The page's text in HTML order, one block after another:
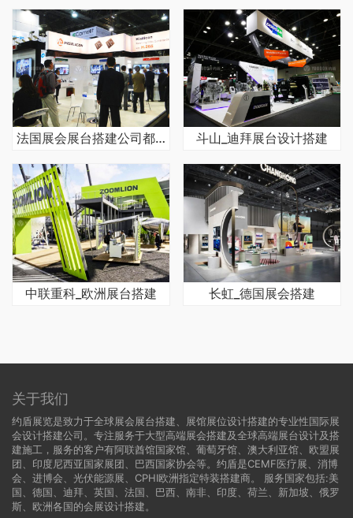
法国展会展台搭建公司都有哪些优势 斗山_迪拜展台设计搭建
中联重科_欧洲展台搭建 长虹_德国展会搭建
关于我们
约盾展览是致力于全球展会展台搭建、展馆展位设计搭建的专业性国际展
会设计搭建公司。专注服务于大型高端展会搭建及全球高端展台设计及搭
建施工，服务的客户有阿联酋馆国家馆、葡萄牙馆、澳大利亚馆、欧盟展
团、印度尼西亚国家展团、巴西国家协会等。约盾是CEMF医疗展、消博
会、进博会、光伏能源展、CPHI欧洲指定特装搭建商。 服务国家包括:美
国
德国 、迪拜、英国、法国、巴西、南非、印度、荷兰、新加坡、俄罗
斯、欧洲各国的会展设计搭建。